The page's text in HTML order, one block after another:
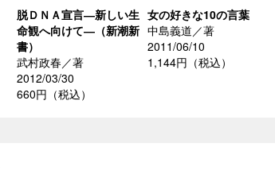
脱ＤＮＡ宣言―新しい生
命観へ向けて―（新潮新
書）
武村政春／著
2012/03/30
660円（税込）
女の好きな10の言葉
中島義道／著
2011/06/10
1,144円（税込）